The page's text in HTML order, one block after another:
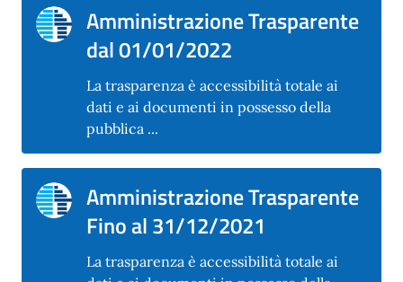
Amministrazione Trasparente
dal 01/01/2022
La trasparenza è accessibilità totale ai
dati e ai documenti in possesso della
pubblica ...
Amministrazione Trasparente
Fino al 31/12/2021
La trasparenza è accessibilità totale ai